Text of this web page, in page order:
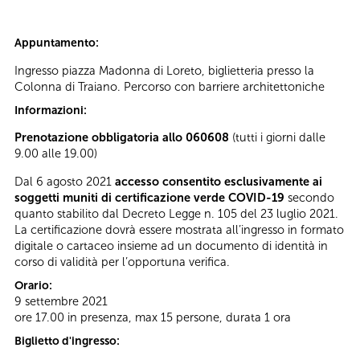
Appuntamento:
Ingresso piazza Madonna di Loreto, biglietteria presso la
Colonna di Traiano. Percorso con barriere architettoniche
Informazioni:
Prenotazione obbligatoria allo 060608 (tutti i giorni dalle
9.00 alle 19.00)
Dal 6 agosto 2021 accesso consentito esclusivamente ai
soggetti muniti di certificazione verde COVID-19 secondo
quanto stabilito dal Decreto Legge n. 105 del 23 luglio 2021.
La certificazione dovrà essere mostrata all’ingresso in formato
digitale o cartaceo insieme ad un documento di identità in
corso di validità per l’opportuna verifica.
Orario:
9 settembre 2021
ore 17.00 in presenza, max 15 persone, durata 1 ora
Biglietto d'ingresso: